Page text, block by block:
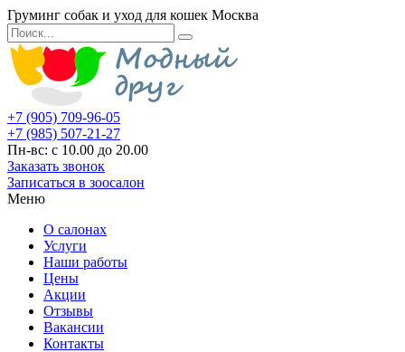
Груминг собак и уход для кошек Москва
+7 (905) 709-96-05
+7 (985) 507-21-27
Пн-вс: с 10.00 до 20.00
Заказать звонок
Записаться в зоосалон
Меню
О салонах
Услуги
Наши работы
Цены
Акции
Отзывы
Вакансии
Контакты